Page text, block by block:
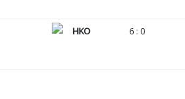
HKO 6 : 0